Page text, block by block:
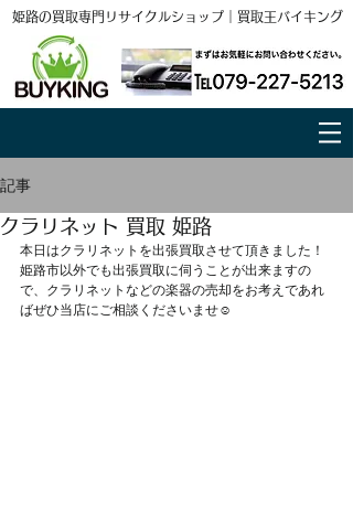
姫路の買取専門リサイクルショップ｜買取王バイキング
記事
クラリネット 買取 姫路
本日はクラリネットを出張買取させて頂きました！
姫路市以外でも出張買取に伺うことが出来ますの
で、クラリネットなどの楽器の売却をお考えであれ
ばぜひ当店にご相談くださいませ☺